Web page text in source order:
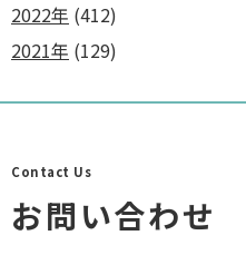
2022年 (412)
2021年 (129)
Contact Us
お問い合わせ